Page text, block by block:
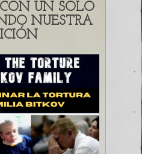
UN SOLO
NUESTRA